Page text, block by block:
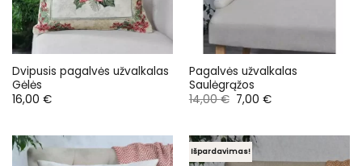
Dvipusis pagalvės užvalkalas
Gėlės
16,00 €
Pagalvės užvalkalas
Saulėgrąžos
14,00€ Original
price
7,00 €Current
Išpardavimas!